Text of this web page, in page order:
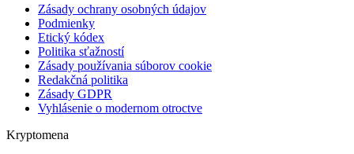
Zásady ochrany osobných údajov
Podmienky
Etický kódex
Politika sťažností
Zásady používania súborov cookie
Redakčná politika
Zásady GDPR
Vyhlásenie o modernom otroctve
Kryptomena